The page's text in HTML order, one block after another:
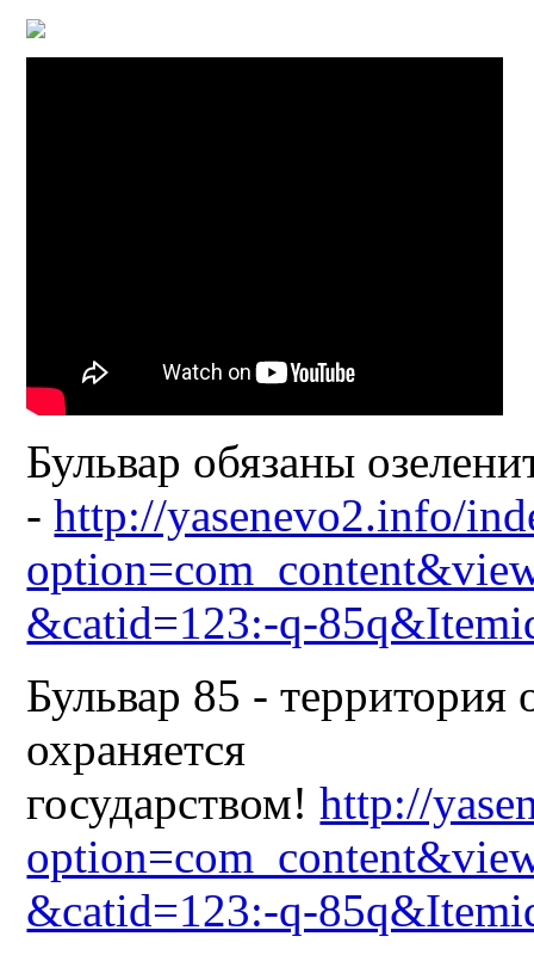
Бульвар обязаны
-http://yasenevo2.info/
&catid=123:-q-
Бульвар 85 - территория
охраняется
государством!http://
&catid=123:-q-